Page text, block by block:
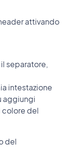
attivando
separatore,
intestazione
aggiungi
colore del
del